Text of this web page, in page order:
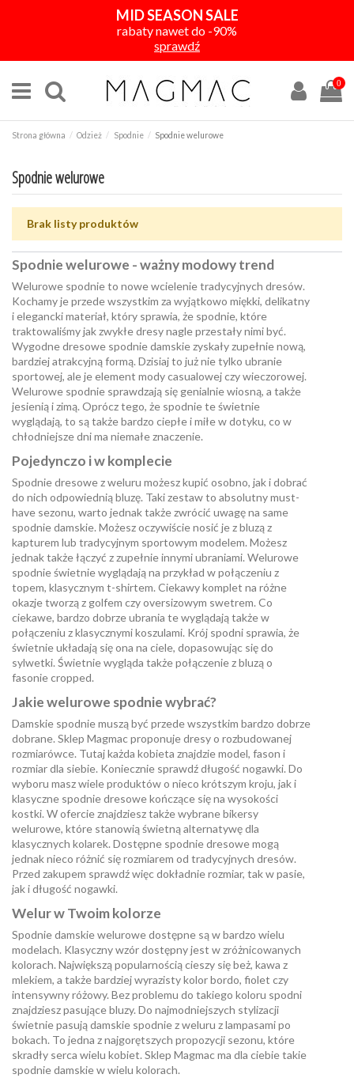
MID SEASON SALE
rabaty nawet do -90%
sprawdź
0
Strona główna Odzież Spodnie Spodnie welurowe
Spodnie welurowe
Brak listy produktów
Spodnie welurowe - ważny modowy trend
Welurowe spodnie to nowe wcielenie tradycyjnych dresów.
Kochamy je przede wszystkim za wyjątkowo miękki, delikatny
i elegancki materiał, który sprawia, że spodnie, które
traktowaliśmy jak zwykłe dresy nagle przestały nimi być.
Wygodne dresowe spodnie damskie zyskały zupełnie nową,
bardziej atrakcyjną formą. Dzisiaj to już nie tylko ubranie
sportowej, ale je element mody casualowej czy wieczorowej.
Welurowe spodnie sprawdzają się genialnie wiosną, a także
jesienią i zimą. Oprócz tego, że spodnie te świetnie
wyglądają, to są także bardzo ciepłe i miłe w dotyku, co w
chłodniejsze dni ma niemałe znaczenie.
Pojedynczo i w komplecie
Spodnie dresowe z weluru możesz kupić osobno, jak i dobrać
do nich odpowiednią bluzę. Taki zestaw to absolutny must-
have sezonu, warto jednak także zwrócić uwagę na same
spodnie damskie. Możesz oczywiście nosić je z bluzą z
kapturem lub tradycyjnym sportowym modelem. Możesz
jednak także łączyć z zupełnie innymi ubraniami. Welurowe
spodnie świetnie wyglądają na przykład w połączeniu z
topem, klasycznym t-shirtem. Ciekawy komplet na różne
okazje tworzą z golfem czy oversizowym swetrem. Co
ciekawe, bardzo dobrze ubrania te wyglądają także w
połączeniu z klasycznymi koszulami. Krój spodni sprawia, że
świetnie układają się ona na ciele, dopasowując się do
sylwetki. Świetnie wygląda także połączenie z bluzą o
fasonie cropped.
Jakie welurowe spodnie wybrać?
Damskie spodnie muszą być przede wszystkim bardzo dobrze
dobrane. Sklep Magmac proponuje dresy o rozbudowanej
rozmiarówce. Tutaj każda kobieta znajdzie model, fason i
rozmiar dla siebie. Koniecznie sprawdź długość nogawki. Do
wyboru masz wiele produktów o nieco krótszym kroju, jak i
klasyczne spodnie dresowe kończące się na wysokości
kostki. W ofercie znajdziesz także wybrane bikersy
welurowe, które stanowią świetną alternatywę dla
klasycznych kolarek. Dostępne spodnie dresowe mogą
jednak nieco różnić się rozmiarem od tradycyjnych dresów.
Przed zakupem sprawdź więc dokładnie rozmiar, tak w pasie,
jak i długość nogawki.
Welur w Twoim kolorze
Spodnie damskie welurowe dostępne są w bardzo wielu
modelach. Klasyczny wzór dostępny jest w zróżnicowanych
kolorach. Największą popularnością cieszy się beż, kawa z
mlekiem, a także bardziej wyrazisty kolor bordo, fiolet czy
intensywny różowy. Bez problemu do takiego koloru spodni
znajdziesz pasujące bluzy. Do najmodniejszych stylizacji
świetnie pasują damskie spodnie z weluru z lampasami po
bokach. To jedna z najgorętszych propozycji sezonu, które
skradły serca wielu kobiet. Sklep Magmac ma dla ciebie takie
spodnie damskie w wielu kolorach.